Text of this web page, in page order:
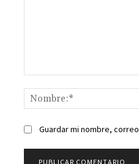
Guardar mi nombre,